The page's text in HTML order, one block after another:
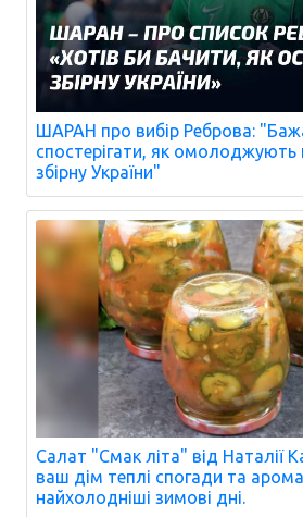
ШАРАН про вибір Реброва:
спостерігати, як омолоджують
збірну України"
Салат "Смак літа" від Наталії
ваш дім теплі спогади та
найхолодніші зимові дні.